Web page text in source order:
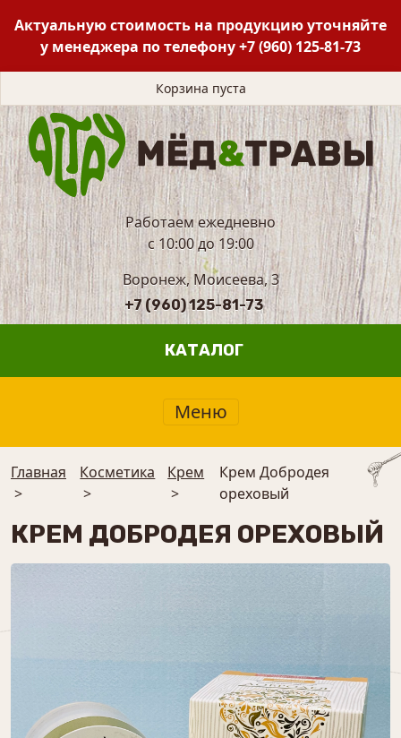
Актуальную стоимость на продукцию уточняйте
у менеджера по телефону+7 (960) 125-81-73
Корзина пуста
Работаем ежедневно
с 10:00 до 19:00
Воронеж, Моисеева, 3
+7 (960) 125-81-73
КАТАЛОГ
Меню
Главная
>
Косметика
>
Крем
>
Крем Добродея
ореховый
КРЕМ ДОБРОДЕЯ ОРЕХОВЫЙ